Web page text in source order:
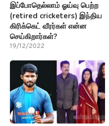
இப்போதெல்லாம் ஓய்வு பெற்ற
(retired cricketers) இந்திய
கிரிக்கெட் வீரர்கள் என்ன
செய்கிறார்கள்?
19/12/2022